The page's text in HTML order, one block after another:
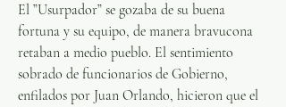
El ”Usurpador” se gozaba de su buena
fortuna y su equipo, de manera bravucona
retaban a medio pueblo. El sentimiento
sobrado de funcionarios de Gobierno,
enfilados por Juan Orlando, hicieron que el